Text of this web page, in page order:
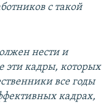
с такой
нести и
эти кадры, которых
все годы
кадрах,